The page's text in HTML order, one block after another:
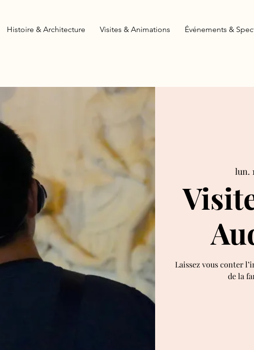
Histoire & Architecture Visites & Animations Événements &
lun.
Laissez vous conter
de la